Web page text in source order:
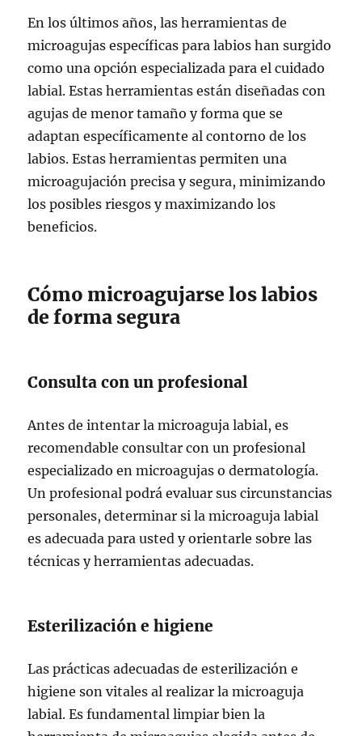
En los últimos años, las herramientas de
microagujas específicas para labios han surgido
como una opción especializada para el cuidado
labial. Estas herramientas están diseñadas con
agujas de menor tamaño y forma que se
adaptan específicamente al contorno de los
labios. Estas herramientas permiten una
microagujación precisa y segura, minimizando
los posibles riesgos y maximizando los
beneficios.
Cómo microagujarse los labios
de forma segura
Consulta con un profesional
Antes de intentar la microaguja labial, es
recomendable consultar con un profesional
especializado en microagujas o dermatología.
Un profesional podrá evaluar sus circunstancias
personales, determinar si la microaguja labial
es adecuada para usted y orientarle sobre las
técnicas y herramientas adecuadas.
Esterilización e higiene
Las prácticas adecuadas de esterilización e
higiene son vitales al realizar la microaguja
labial. Es fundamental limpiar bien la